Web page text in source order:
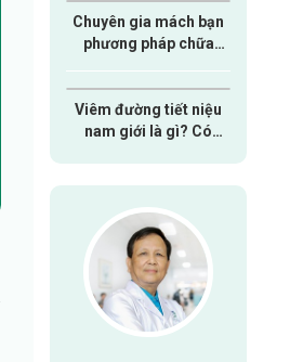
Chuyên gia mách bạn
phương pháp chữa
dành cho nam giới
Viêm đường tiết niệu
nam giới là gì? Có